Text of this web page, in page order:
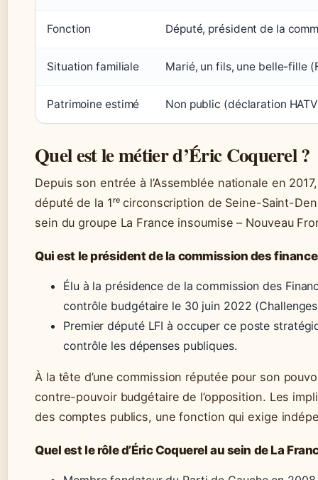
Fonction Député, président de la
Situation familiale Marié, un fils, une belle-fille
Patrimoine estimé Non public (déclaration
Quel est le métier d’Éric Coquerel ?
Depuis son entrée à l’Assemblée nationale en
député de la 1ʳᵉ circonscription de Seine-Saint-
sein du groupe La France insoumise – Nouveau
Qui est le président de la commission des
Élu à la présidence de la commission des
contrôle budgétaire le 30 juin 2022
Premier député LFI à occuper ce poste
contrôle les dépenses publiques.
À la tête d’une commission réputée pour son
contre-pouvoir budgétaire de l’opposition. Les
des comptes publics, une fonction qui exige
Quel est le rôle d’Éric Coquerel au sein de La